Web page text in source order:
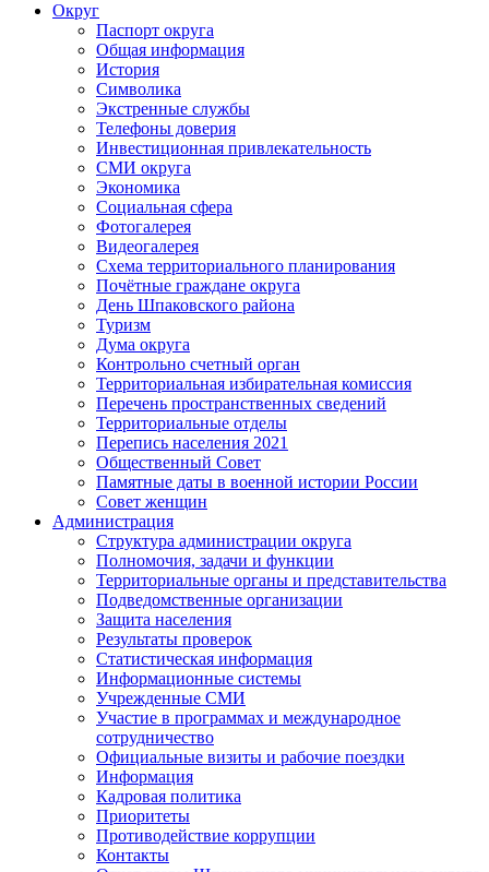
Округ
Паспорт округа
Общая информация
История
Символика
Экстренные службы
Телефоны доверия
Инвестиционная привлекательность
СМИ округа
Экономика
Социальная сфера
Фотогалерея
Видеогалерея
Схема территориального планирования
Почётные граждане округа
День Шпаковского района
Туризм
Дума округа
Контрольно счетный орган
Территориальная избирательная комиссия
Перечень пространственных сведений
Территориальные отделы
Перепись населения 2021
Общественный Совет
Памятные даты в военной истории России
Совет женщин
Администрация
Структура администрации округа
Полномочия, задачи и функции
Территориальные органы и представительства
Подведомственные организации
Защита населения
Результаты проверок
Статистическая информация
Информационные системы
Учрежденные СМИ
Участие в программах и международное
сотрудничество
Официальные визиты и рабочие поездки
Информация
Кадровая политика
Приоритеты
Противодействие коррупции
Контакты